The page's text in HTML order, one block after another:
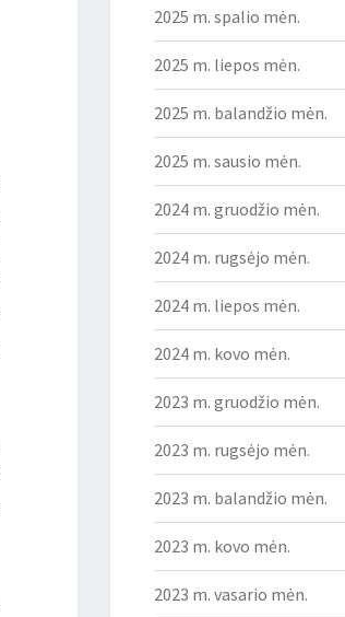
2025 m. spalio mėn.
2025 m. liepos mėn.
2025 m. balandžio mėn.
2025 m. sausio mėn.
2024 m. gruodžio mėn.
2024 m. rugsėjo mėn.
2024 m. liepos mėn.
2024 m. kovo mėn.
2023 m. gruodžio mėn.
2023 m. rugsėjo mėn.
2023 m. balandžio mėn.
2023 m. kovo mėn.
2023 m. vasario mėn.